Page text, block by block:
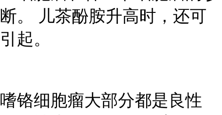
断。 儿茶酚胺升高时，还可
引起。
嗜铬细胞瘤大部分都是良性